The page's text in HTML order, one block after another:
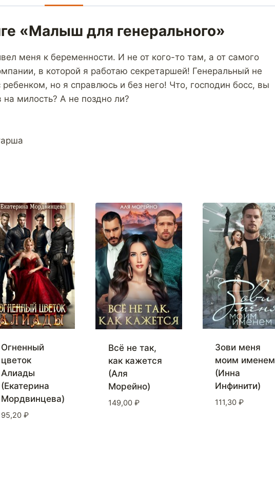
«Малыш для генерального»
меня к беременности. И не от кого-то там, а от самого
в которой я работаю секретаршей! Генеральный не
но я справлюсь и без него! Что, господин босс, вы
милость? А не поздно ли?
Огненный
цветок
Алиады
(Екатерина
Мордвинцева)
95,20 ₽
Всё не так,
как кажется
(Аля
Морейно)
149,00 ₽
Зови меня
моим именем
(Инна
Инфинити)
111,30 ₽